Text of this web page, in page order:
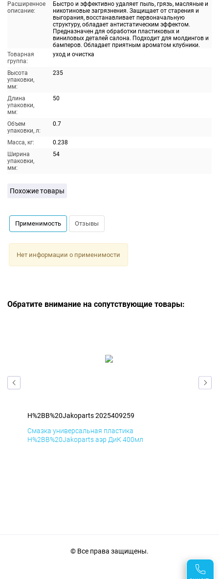
Расширенное
описание:
Быстро и эффективно удаляет пыль, грязь, масляные и
никотиновые загрязнения. Защищает от старения и
выгорания, восстанавливает первоначальную
структуру, обладает антистатическим эффектом.
Предназначен для обработки пластиковых и
виниловых деталей салона. Подходит для молдингов и
бамперов. Обладает приятным ароматом клубники.
Товарная
группа:
уход и очистка
Высота
упаковки,
мм:
235
Длина
упаковки,
мм:
50
Объем
упаковки, л:
0.7
Масса, кг:
0.238
Ширина
упаковки,
мм:
54
Похожие товары
Применимость Отзывы
Нет информации о применимости
Обратите внимание на сопутствующие товары:
H%2BB%20Jakoparts 2025409259
Смазка универсальная пластика
H%2BB%20Jakoparts аэр ДиК 400мл
© Все права защищены.